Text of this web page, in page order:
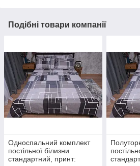
Подібні товари компанії
Односпальний комплект
постільної білизни
стандартний, принт: